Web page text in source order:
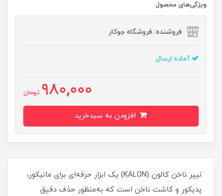
ویژگی‌های محصول
فروشنده: فروشگاه جوکار
آماده ارسال
980,000 تومان
نیپر ناخن کالون (KALON) یک ابزار حرفه‌ای برای مانیکور،
پدیکور و کاشت ناخن است که به‌منظور حذف دقیق